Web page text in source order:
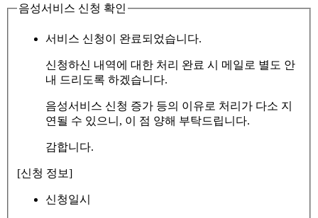
음성서비스 신청 확인
서비스 신청이 완료되었습니다.
신청하신 내역에 대한 처리 완료 시 메일로 별도 안
내 드리도록 하겠습니다.
음성서비스 신청 증가 등의 이유로 처리가 다소 지
연될 수 있으니, 이 점 양해 부탁드립니다.
감합니다.
[신청 정보]
신청일시